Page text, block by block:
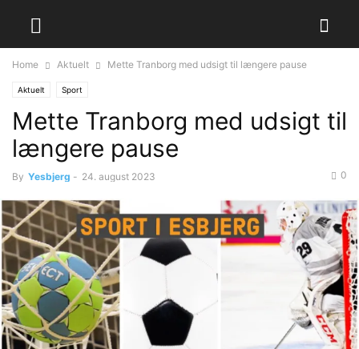
Home Aktuelt Mette Tranborg med udsigt til længere pause
Aktuelt Sport
Mette Tranborg med udsigt til
længere pause
By Yesbjerg - 24. august 2023 0